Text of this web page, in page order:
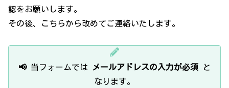
認をお願いします。
その後、こちらから改めてご連絡いたします。
📢 当フォームでは メールアドレスの入力が必須 と
なります。